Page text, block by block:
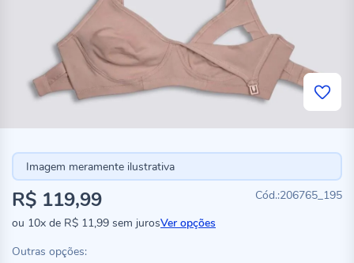
Imagem meramente ilustrativa
206765_195
R$ 119,99
ou 10x de R$ 11,99 sem jurosVer opções
Outras opções: